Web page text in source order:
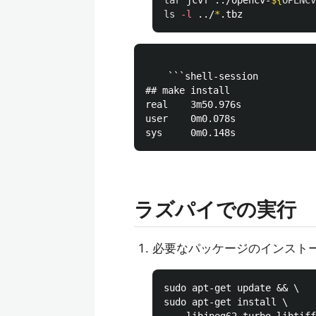
ls
-l ../*
    ```shell-session
## make install
real    3m50.976s
user    0m0.078s
ラズパイでの実行
必要なパッケージのインスト
sudo apt-get update && \
sudo apt-get install \